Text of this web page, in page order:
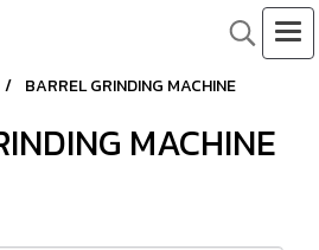
BARREL GRINDING MACHINE
MACHINE